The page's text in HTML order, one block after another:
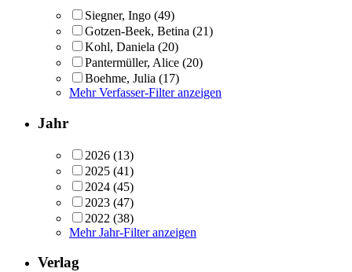
Siegner, Ingo (49)
Gotzen-Beek, Betina (21)
Kohl, Daniela (20)
Pantermüller, Alice (20)
Boehme, Julia (17)
Mehr Verfasser-Filter anzeigen
Jahr
2026 (13)
2025 (41)
2024 (45)
2023 (47)
2022 (38)
Mehr Jahr-Filter anzeigen
Verlag